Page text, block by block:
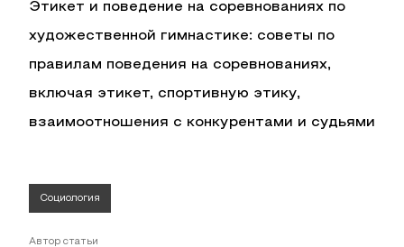
Этикет и поведение на соревнованиях по
художественной гимнастике: советы по
правилам поведения на соревнованиях,
включая этикет, спортивную этику,
взаимоотношения с конкурентами и судьями
Социология
Автор статьи